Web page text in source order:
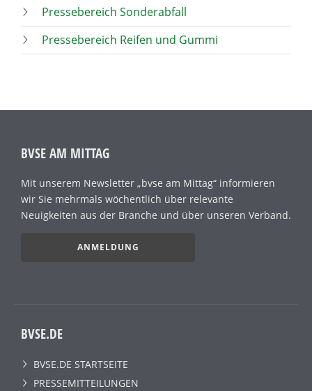
Pressebereich Sonderabfall
Pressebereich Reifen und Gummi
BVSE AM MITTAG
Mit unserem Newsletter „bvse am Mittag“ informieren
wir Sie mehrmals wöchentlich über relevante
Neuigkeiten aus der Branche und über unseren Verband.
ANMELDUNG
BVSE.DE
BVSE.DE STARTSEITE
PRESSEMITTEILUNGEN